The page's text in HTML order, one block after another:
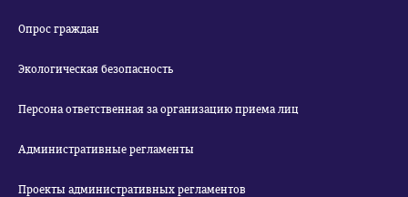
Опрос граждан
Экологическая безопасность
Персона ответственная за организацию приема лиц
Административные регламенты
Проекты административных регламентов